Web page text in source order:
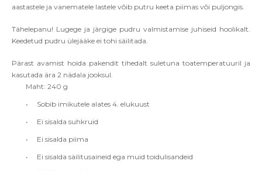
aastastele ja vanematele lastele võib putru keeta piimas või puljongis.
Tähelepanu! Lugege ja järgige pudru valmistamise juhiseid hoolikalt.
Keedetud pudru ülejääke ei tohi säilitada.
Pärast avamist hoida pakendit tihedalt suletuna toatemperatuuril ja
kasutada ära 2 nädala jooksul.
Maht: 240 g
•
Sobib imikutele alates 4. elukuust
•
Ei sisalda suhkruid
•
Ei sisalda piima
• Ei sisalda säilitusaineid ega muid toidulisandeid